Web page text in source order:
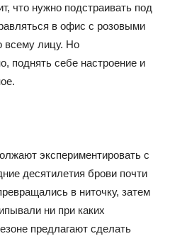
что нужно подстраивать под
в офис с розовыми
всему лицу. Но
поднять себе настроение и
экспериментировать с
десятилетия брови почти
в ниточку, затем
ни при каких
предлагают сделать